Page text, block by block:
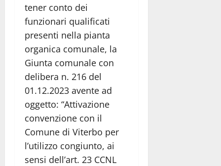
tener conto dei
funzionari qualificati
presenti nella pianta
organica comunale, la
Giunta comunale con
delibera n. 216 del
01.12.2023 avente ad
oggetto: “Attivazione
convenzione con il
Comune di Viterbo per
l’utilizzo congiunto, ai
sensi dell’art. 23 CCNL